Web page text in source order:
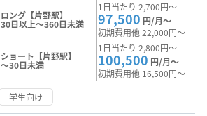
ロング【片野駅】
30日以上～360日未満
1日当たり 2,700円～
97,500 円/月～
初期費用他 22,000円～
ショート【片野駅】
～30日未満
1日当たり 2,800円～
100,500 円/月～
初期費用他 16,500円～
学生向け